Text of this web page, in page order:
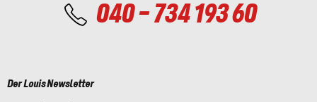
040 - 734 193 60
Der Louis Newsletter